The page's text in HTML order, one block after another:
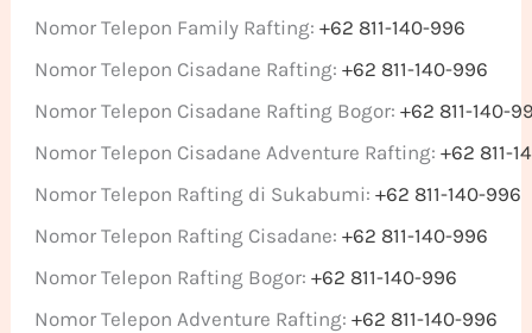
Nomor Telepon Family Rafting:+62 811-140-996
Nomor Telepon Cisadane Rafting:+62 811-140-996
Nomor Telepon Cisadane Rafting Bogor:+62 811-140-
Nomor Telepon Cisadane Adventure Rafting:+62 811-
Nomor Telepon Rafting di Sukabumi: +62 811-140-996
Nomor Telepon Rafting Cisadane:+62 811-140-996
Nomor Telepon Rafting Bogor:+62 811-140-996
Nomor Telepon Adventure Rafting:+62 811-140-996